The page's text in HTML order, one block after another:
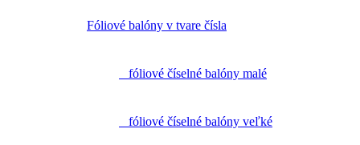
Fóliové balóny v tvare čísla
fóliové číselné balóny malé
fóliové číselné balóny veľké